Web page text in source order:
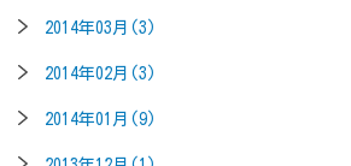
2014年03月(3)
2014年02月(3)
2014年01月(9)